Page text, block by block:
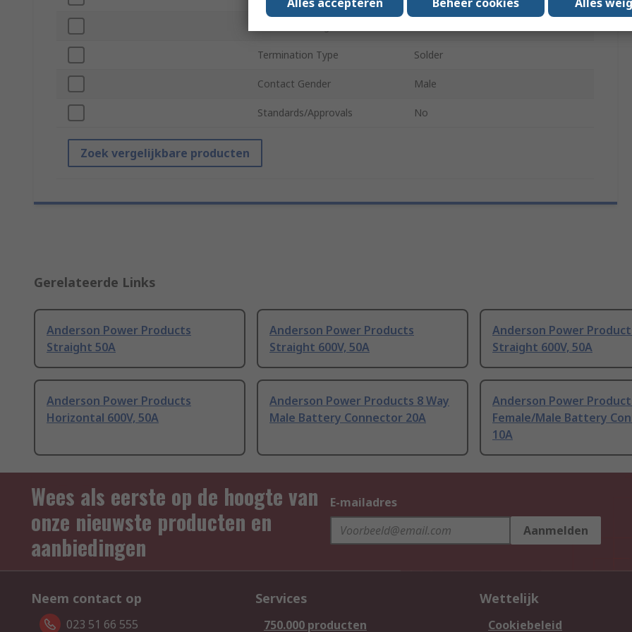
Termination Type Solder
Contact Gender Male
Standards/Approvals No
Zoek vergelijkbare producten
Gerelateerde Links
Anderson Power Products
Straight 50A
Anderson Power Products
Straight 600V, 50A
Anderson Power
Straight 600V, 50A
Anderson Power Products
Horizontal 600V, 50A
Anderson Power Products 8 Way
Male Battery Connector 20A
Anderson Power
Female/Male Battery
10A
Wees als eerste op de hoogte van
onze nieuwste producten en
aanbiedingen
E-mailadres
Aanmelden
Neem contact op
023 51 66 555
Services
750.000 producten
Wettelijk
Cookiebeleid